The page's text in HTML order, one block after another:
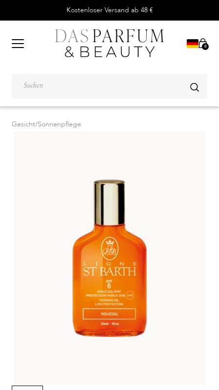
Kostenloser Versand ab 48 €
0
Gesicht/Sonnenpflege